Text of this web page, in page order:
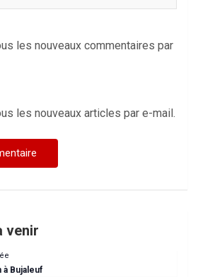
les nouveaux commentaires par
les nouveaux articles par e-mail.
venir
à Bujaleuf